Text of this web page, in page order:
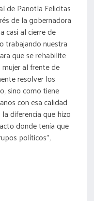
de Panotla Felicitas
de la gobernadora
casi al cierre de
trabajando nuestra
que se rehabilite
al frente de
resolver los
sino como tiene
con esa calidad
diferencia que hizo
donde tenía que
políticos”,